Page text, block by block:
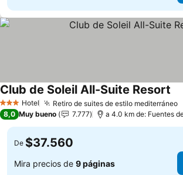
3 Estrellas
Hotel Retiro de suites de estilo mediterráneo
Club de Soleil All-Suite Resort
8,0 Muy bueno 7.777 a 4.0 km de: Fuentes
De $37.560
Mira precios de 9 páginas